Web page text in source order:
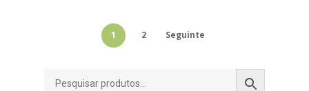
1 2 Seguinte